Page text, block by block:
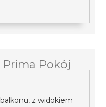
Pokój
z widokiem